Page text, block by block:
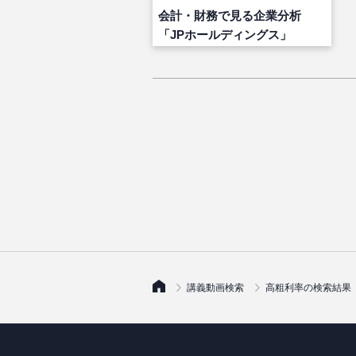
会計・財務で見る企業分析
「JPホールディングス」
講義動画検索 高粗利率の検索結果